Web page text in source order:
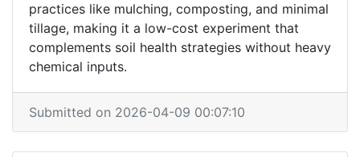
practices like mulching, composting, and minimal
tillage, making it a low-cost experiment that
complements soil health strategies without heavy
chemical inputs.
Submitted on 2026-04-09 00:07:10